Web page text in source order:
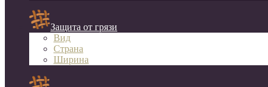
Защита от грязи
Вид
Страна
Ширина